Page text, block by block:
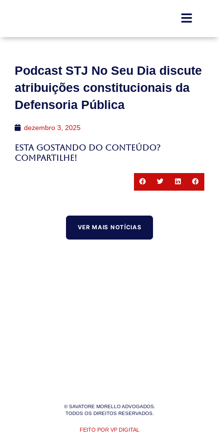
Podcast STJ No Seu Dia discute
atribuições constitucionais da
Defensoria Pública
dezembro 3, 2025
Esta gostando do conteúdo?
Compartilhe!
VER MAIS NOTÍCIAS
© SAVATORE MORELLO ADVOGADOS.
TODOS OS DIREITOS RESERVADOS.
FEITO POR VP DIGITAL